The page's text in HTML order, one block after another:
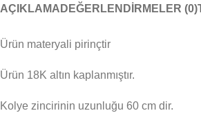
AÇIKLAMA DEĞERLENDIRMELER (0)
Ürün materyali pirinçtir
Ürün 18K altın kaplanmıştır.
Kolye zincirinin uzunluğu 60 cm dir.